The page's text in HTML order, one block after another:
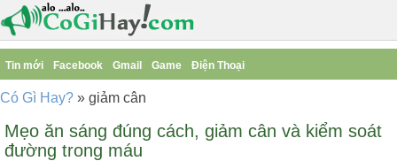
Tin mới Facebook Gmail Game Điện Thoại
Có Gì Hay? » giảm cân
Mẹo ăn sáng đúng cách, giảm cân và kiểm soát
đường trong máu